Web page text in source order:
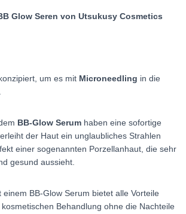
Glow Seren von Utsukusy Cosmetics
um es mit Microneedling in die
BB-Glow Serum haben eine sofortige
der Haut ein unglaubliches Strahlen
einer sogenannten Porzellanhaut, die sehr
gesund aussieht.
einem BB-Glow Serum bietet alle Vorteile
Behandlung ohne die Nachteile